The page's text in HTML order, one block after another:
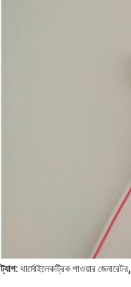
ট্যাগ: থার্মোইলেকট্রিক পাওয়ার জেনারেটর,